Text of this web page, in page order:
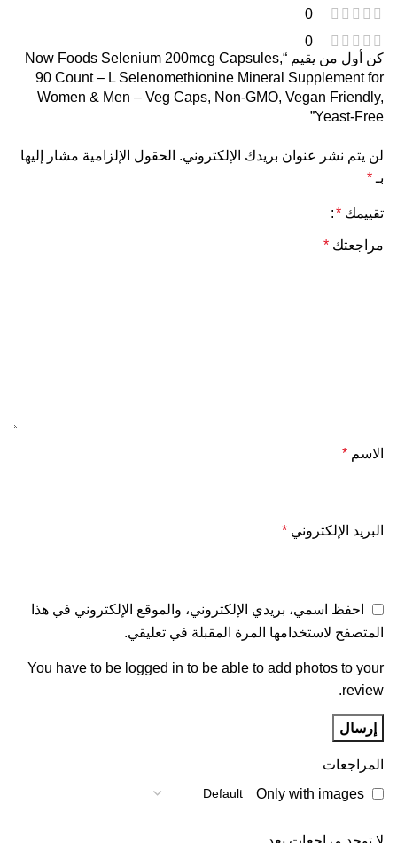
0
0
المراجعات
Only with images
كن أول من يقيم “Now Foods Selenium 200mcg Capsules,
90 Count – L Selenomethionine Mineral Supplement for
Women & Men – Veg Caps, Non-GMO, Vegan Friendly,
Yeast-Free”
لن يتم نشر عنوان بريدك الإلكتروني. الحقول الإلزامية مشار إليها
بـ *
تقييمك *
مراجعتك *
الاسم *
البريد الإلكتروني *
احفظ اسمي، بريدي الإلكتروني، والموقع الإلكتروني في هذا
المتصفح لاستخدامها المرة المقبلة في تعليقي.
You have to be logged in to be able to add photos to your
review.